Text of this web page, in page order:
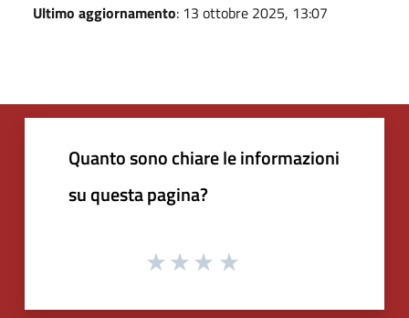
Ultimo aggiornamento: 13 ottobre 2025, 13:07
Quanto sono chiare le informazioni
su questa pagina?